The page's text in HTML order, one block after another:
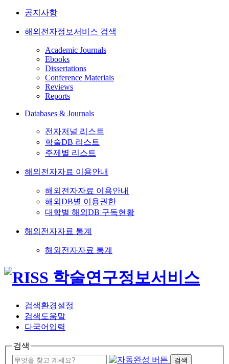
공지사항
해외전자정보서비스 검색
Academic Journals
Ebooks
Dissertations
Conference Materials
Reviews
Reports
Databases & Journals
전자저널 리스트
학술DB 리스트
주제별 리스트
해외전자자료 이용안내
해외전자자료 이용안내
해외DB별 이용권한
대학별 해외DB 구독현황
해외전자자료 통계
해외전자자료 통계
검색환경설정
검색도움말
다국어입력
검색
검색